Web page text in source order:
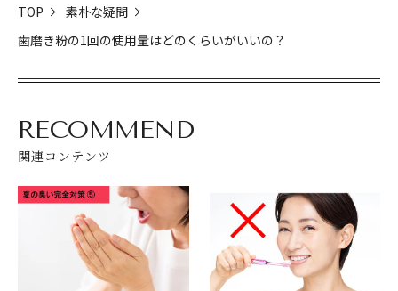
TOP
素朴な疑問
歯磨き粉の1回の使用量はどのくらいがいいの？
RECOMMEND
関連コンテンツ